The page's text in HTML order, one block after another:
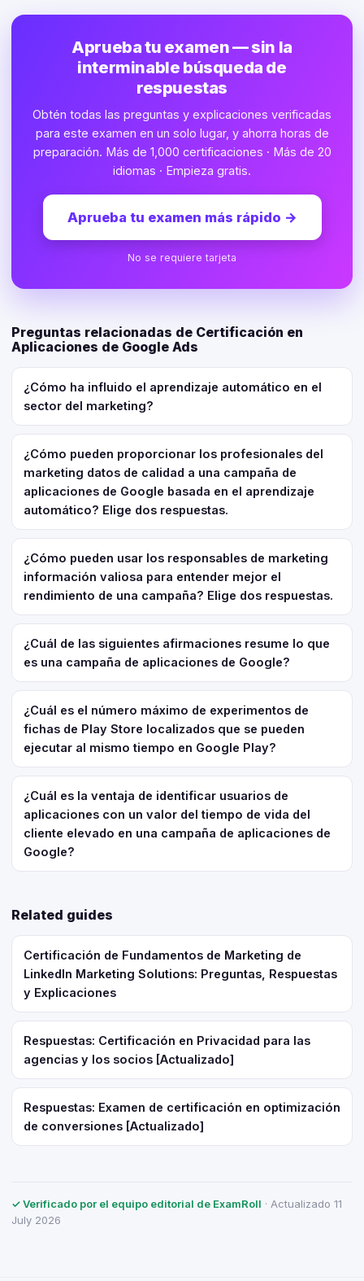
Aprueba tu examen — sin la
interminable búsqueda de
respuestas
Obtén todas las preguntas y explicaciones verificadas
para este examen en un solo lugar, y ahorra horas de
preparación. Más de 1,000 certificaciones · Más de 20
idiomas · Empieza gratis.
Aprueba tu examen más rápido →
No se requiere tarjeta
Preguntas relacionadas de Certificación en
Aplicaciones de Google Ads
¿Cómo ha influido el aprendizaje automático en el
sector del marketing?
¿Cómo pueden proporcionar los profesionales del
marketing datos de calidad a una campaña de
aplicaciones de Google basada en el aprendizaje
automático? Elige dos respuestas.
¿Cómo pueden usar los responsables de marketing
información valiosa para entender mejor el
rendimiento de una campaña? Elige dos respuestas.
¿Cuál de las siguientes afirmaciones resume lo que
es una campaña de aplicaciones de Google?
¿Cuál es el número máximo de experimentos de
fichas de Play Store localizados que se pueden
ejecutar al mismo tiempo en Google Play?
¿Cuál es la ventaja de identificar usuarios de
aplicaciones con un valor del tiempo de vida del
cliente elevado en una campaña de aplicaciones de
Google?
Related guides
Certificación de Fundamentos de Marketing de
LinkedIn Marketing Solutions: Preguntas, Respuestas
y Explicaciones
Respuestas: Certificación en Privacidad para las
agencias y los socios [Actualizado]
Respuestas: Examen de certificación en optimización
de conversiones [Actualizado]
✓ Verificado por el equipo editorial de ExamRoll · Actualizado 11
July 2026